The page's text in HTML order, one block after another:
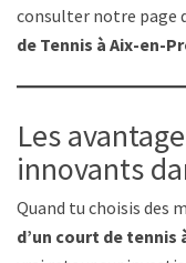
consulter notre page
de Tennis à Aix-en-
Les
innovants
Quand tu choisis des
d’un court de tennis